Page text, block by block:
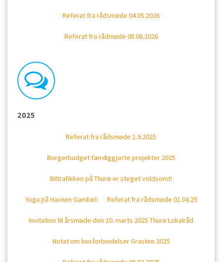
Referat fra rådsmøde 04.05.2026
Referat fra rådmøde 08.06.2026
2025
Referat fra rådsmøde 1.9.2025
Borgerbudget færdiggjorte projekter 2025
Biltrafikken på Thurø er steget voldsomt!
Yoga på Havnen Gambøt Referat fra rådsmøde 01.04.25
Invitation til årsmøde den 10. marts 2025 Thurø Lokalråd
Notat om busforbindelser Grasten 2025